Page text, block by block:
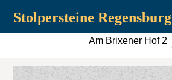
Stolpersteine Regensburg
Am Brixener Hof 2